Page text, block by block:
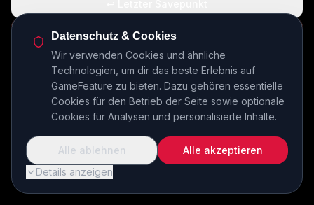
🏠 Zurück zur Basis
INSERT COIN TO CONTINUE...
Datenschutz & Cookies
Wir verwenden Cookies und ähnliche
Technologien, um dir das beste Erlebnis auf
GameFeature zu bieten. Dazu gehören essentielle
Cookies für den Betrieb der Seite sowie optionale
Cookies für Analysen und personalisierte Inhalte.
Details anzeigen
Alle ablehnen Alle akzeptieren